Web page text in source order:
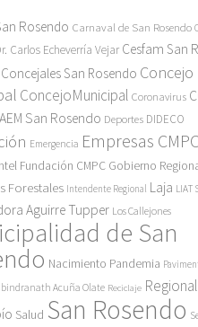
Rosendo Carnaval de San Rosendo
Carlos Echeverría Vejar Cesfam San
Concejales San Rosendo Concejo
ConcejoMunicipal Coronavirus
San Rosendo Deportes DIDECO
Emergencia Empresas
Fundación CMPC Gobierno
Forestales Intendente Regional Laja LIAT
Aguirre Tupper Los Callejones
de San
Nacimiento Pandemia
Acuña Olate Reciclaje Regional
Salud San Rosendo